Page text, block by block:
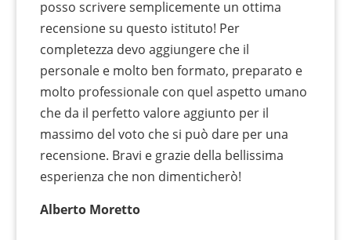
posso scrivere semplicemente un ottima
recensione su questo istituto! Per
completezza devo aggiungere che il
personale e molto ben formato, preparato e
molto professionale con quel aspetto umano
che da il perfetto valore aggiunto per il
massimo del voto che si può dare per una
recensione. Bravi e grazie della bellissima
esperienza che non dimenticherò!
Alberto Moretto